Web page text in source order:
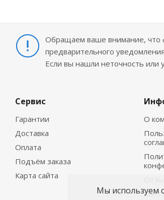
Обращаем ваше внимание, что
предварительного
Если вы нашли неточность или
Сервис
Гарантии
Доставка
Оплата
Подъём заказа
Карта сайта
О
Мы используем